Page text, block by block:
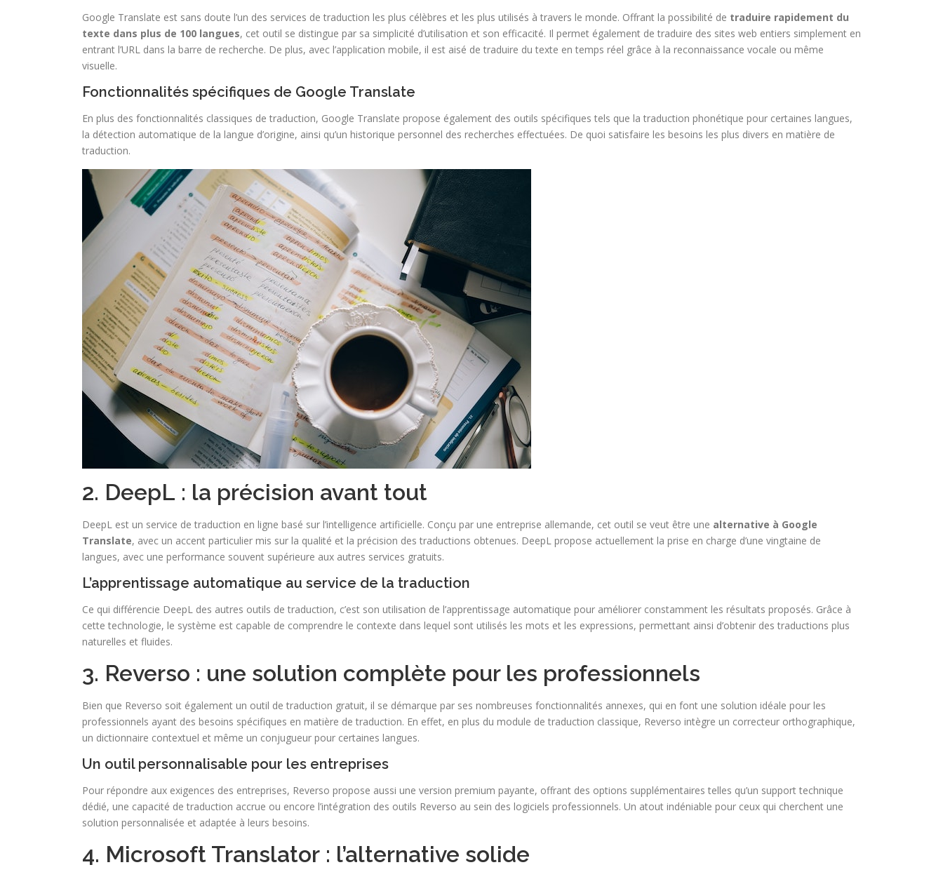
Google Translate est sans doute l’un des services de traduction les plus célèbres et les plus utilisés à travers le monde. Offrant la possibilité de traduire rapidement du
texte dans plus de 100 langues, cet outil se distingue par sa simplicité d’utilisation et son efficacité. Il permet également de traduire des sites web entiers simplement en
entrant l’URL dans la barre de recherche. De plus, avec l’application mobile, il est aisé de traduire du texte en temps réel grâce à la reconnaissance vocale ou même
visuelle.
Fonctionnalités spécifiques de Google Translate
En plus des fonctionnalités classiques de traduction, Google Translate propose également des outils spécifiques tels que la traduction phonétique pour certaines langues,
la détection automatique de la langue d’origine, ainsi qu’un historique personnel des recherches effectuées. De quoi satisfaire les besoins les plus divers en matière de
traduction.
2. DeepL : la précision avant tout
DeepL est un service de traduction en ligne basé sur l’intelligence artificielle. Conçu par une entreprise allemande, cet outil se veut être une alternative à Google
Translate, avec un accent particulier mis sur la qualité et la précision des traductions obtenues. DeepL propose actuellement la prise en charge d’une vingtaine de
langues, avec une performance souvent supérieure aux autres services gratuits.
L’apprentissage automatique au service de la traduction
Ce qui différencie DeepL des autres outils de traduction, c’est son utilisation de l’apprentissage automatique pour améliorer constamment les résultats proposés. Grâce à
cette technologie, le système est capable de comprendre le contexte dans lequel sont utilisés les mots et les expressions, permettant ainsi d’obtenir des traductions plus
naturelles et fluides.
3. Reverso : une solution complète pour les professionnels
Bien que Reverso soit également un outil de traduction gratuit, il se démarque par ses nombreuses fonctionnalités annexes, qui en font une solution idéale pour les
professionnels ayant des besoins spécifiques en matière de traduction. En effet, en plus du module de traduction classique, Reverso intègre un correcteur orthographique,
un dictionnaire contextuel et même un conjugueur pour certaines langues.
Un outil personnalisable pour les entreprises
Pour répondre aux exigences des entreprises, Reverso propose aussi une version premium payante, offrant des options supplémentaires telles qu’un support technique
dédié, une capacité de traduction accrue ou encore l’intégration des outils Reverso au sein des logiciels professionnels. Un atout indéniable pour ceux qui cherchent une
solution personnalisée et adaptée à leurs besoins.
4. Microsoft Translator : l’alternative solide